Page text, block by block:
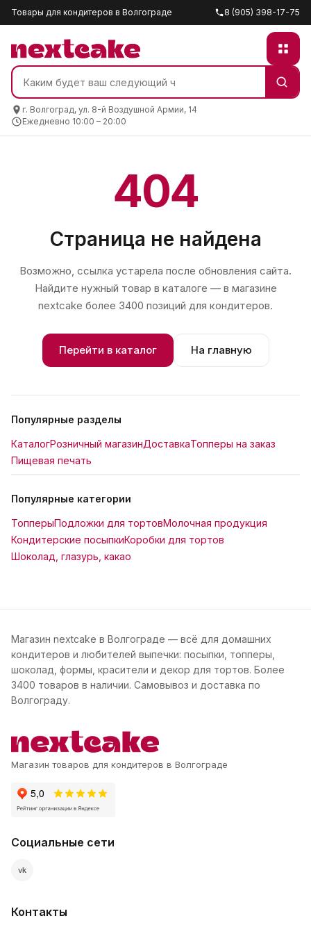
Товары для кондитеров в Волгограде 8 (905) 398-17-75
г. Волгоград, ул. 8-й Воздушной Армии, 14
Ежедневно 10:00 – 20:00
404
Страница не найдена
Возможно, ссылка устарела после обновления сайта.
Найдите нужный товар в каталоге — в магазине
nextcake более 3400 позиций для кондитеров.
Перейти в каталог На главную
Популярные разделы
КаталогРозничный магазинДоставкаТопперы на заказ
Пищевая печать
Популярные категории
ТопперыПодложки для тортовМолочная продукция
Кондитерские посыпкиКоробки для тортов
Шоколад, глазурь, какао
Магазин nextcake в Волгограде — всё для домашних
кондитеров и любителей выпечки: посыпки, топперы,
шоколад, формы, красители и декор для тортов. Более
3400 товаров в наличии. Самовывоз и доставка по
Волгограду.
Магазин товаров для кондитеров в Волгограде
Социальные сети
vk
Контакты